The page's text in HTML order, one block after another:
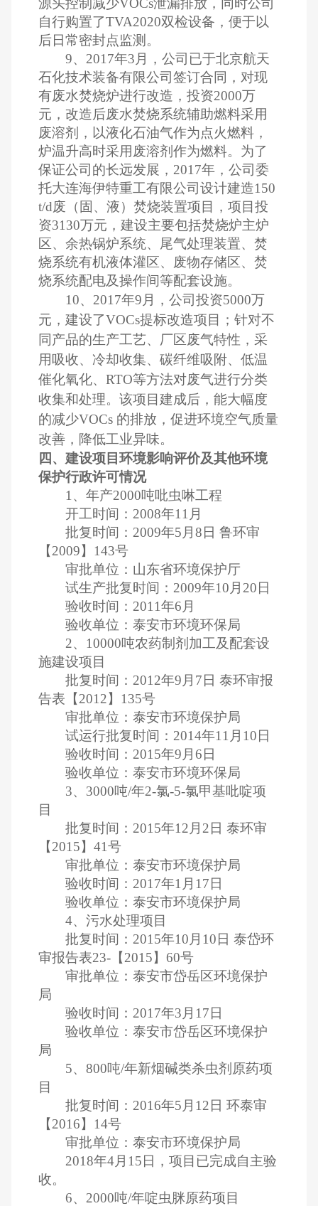
自行购置了TVA2020双检设备，便于以
后日常密封点监测。
9、 2017年3 月，公司已于北京航天
石化技术装备有限公司签订合同，对现
有废水焚烧炉进行改造，投资2000万
元，改造后废水焚烧系统辅助燃料采用
废溶剂，以液化石油气作为点火燃料，
炉温升高时采用废溶剂作为燃料。为了
保证公司的长远发展， 2017年，公司委
托大连海伊特重工有限公司设计建造150
t/d废（固、液）焚烧装置项目，项目投
资3130万元，建设主要包括焚烧炉主炉
区、余热锅炉系统、尾气处理装置、焚
烧系统有机液体灌区、废物存储区、焚
烧系统配电及操作间等配套设施。
10、 2017年9 月，公司投资5000万
元，建设了VOCs提标改造项目；针对不
同产品的生产工艺、厂区废气特性，采
用吸收、冷却收集、碳纤维吸附、低温
催化氧化、RTO等方法对废气进行分类
收集和处理。该项目建成后，能大幅度
的减少VOCs 的排放，促进环境空气质量
改善，降低工业异味。
四、建设项目环境影响评价及其他环境
保护行政许可情况
1 、年产2000吨吡虫啉工程
开工时间： 2008年11 月
批复时间： 2009年5 月8日 鲁环审
【2009】 143号
审批单位：山东省环境保护厅
试生产批复时间： 2009年10 月 20日
验收时间： 2011年6 月
验收单位：泰安市环境环保局
2、 10000吨农药制剂加工及配套设
施建设项目
批复时间： 2012年9 月 7日 泰环审报
告表【2012】 135号
审批单位：泰安市环境保护局
试运行批复时间： 2014年11 月 10日
验收时间： 2015年9 月6日
验收单位：泰安市环境环保局
3、 3000吨/年2-氯-5-氯甲基吡啶项
目
批复时间： 2015年12 月 2日 泰环审
【2015】41号
审批单位：泰安市环境保护局
验收时间： 2017年1 月 17日
验收单位：泰安市环境保护局
4、污水处理项目
批复时间： 2015年10 月 10日 泰岱环
审报告表23- 【2015】60号
审批单位：泰安市岱岳区环境保护
局
验收时间： 2017年3 月 17日
验收单位：泰安市岱岳区环境保护
局
5、 800吨/年新烟碱类杀虫剂原药项
目
批复时间： 2016年5 月 12日 环泰审
【2016】 14号
审批单位：泰安市环境保护局
2018年4月 15日，项目已完成自主验
收。
6、 2000吨/年啶虫脒原药项目